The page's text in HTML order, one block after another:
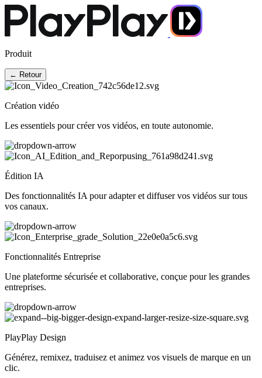
Produit
← Retour
Création vidéo
Les essentiels pour créer vos vidéos, en toute autonomie.
Édition IA
Des fonctionnalités IA pour adapter et diffuser vos vidéos sur tous
vos canaux.
Fonctionnalités Entreprise
Une plateforme sécurisée et collaborative, conçue pour les grandes
entreprises.
PlayPlay Design
Générez, remixez, traduisez et animez vos visuels de marque en un
clic.